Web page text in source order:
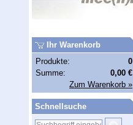
Ihr Warenkorb
Produkte:
0
Summe:
0,00 €
Zum Warenkorb »
Schnellsuche